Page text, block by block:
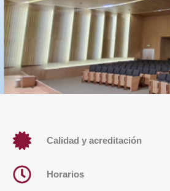
Calidad y acreditación
Horarios